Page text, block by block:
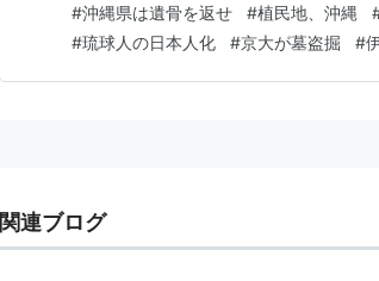
で、びっくりした。まさか、琉球人が日
し、伊波だけではない。台湾大学から
#沖縄県は遺骨を返せ #植民地、沖縄
#琉球人の日本人化 #京大が墓盗掘 #
関連ブログ